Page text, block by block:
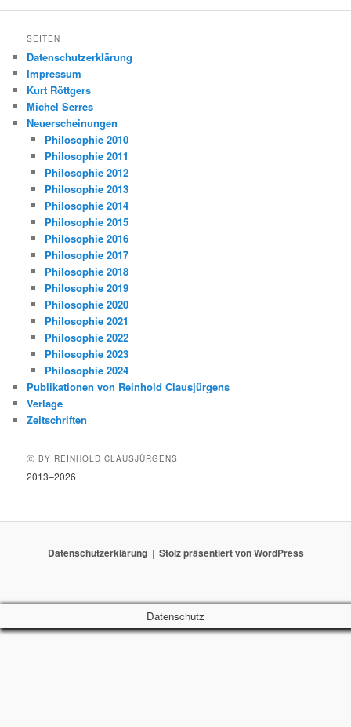
SEITEN
Datenschutzerklärung
Impressum
Kurt Röttgers
Michel Serres
Neuerscheinungen
Philosophie 2010
Philosophie 2011
Philosophie 2012
Philosophie 2013
Philosophie 2014
Philosophie 2015
Philosophie 2016
Philosophie 2017
Philosophie 2018
Philosophie 2019
Philosophie 2020
Philosophie 2021
Philosophie 2022
Philosophie 2023
Philosophie 2024
Publikationen von Reinhold Clausjürgens
Verlage
Zeitschriften
Ⓒ BY REINHOLD CLAUSJÜRGENS
2013–2026
Datenschutzerklärung Stolz präsentiert von WordPress
Datenschutz